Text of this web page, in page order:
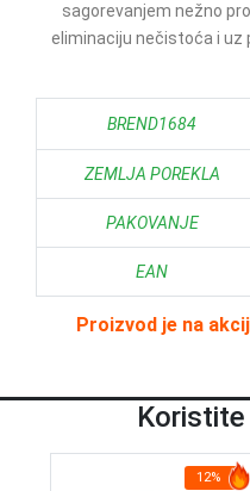
sagorevanjem nežno
eliminaciju nečistoća i uz
BREND1684
ZEMLJA POREKLA
PAKOVANJE
EAN
Proizvod je na
12%